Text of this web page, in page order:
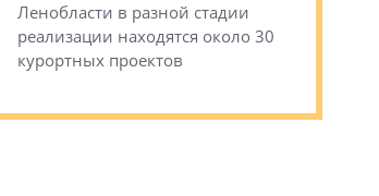
Ленобласти в разной стадии
реализации находятся около 30
курортных проектов